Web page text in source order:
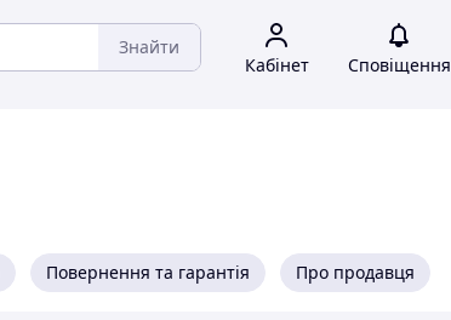
Знайти
Кабінет Сповіщення
Повернення та гарантія Про продавця